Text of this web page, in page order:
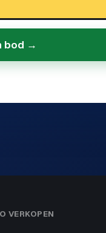
bod →
VERKOPEN